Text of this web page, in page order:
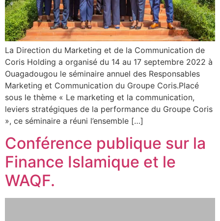
La Direction du Marketing et de la Communication de
Coris Holding a organisé du 14 au 17 septembre 2022 à
Ouagadougou le séminaire annuel des Responsables
Marketing et Communication du Groupe Coris.Placé
sous le thème « Le marketing et la communication,
leviers stratégiques de la performance du Groupe Coris
», ce séminaire a réuni l’ensemble […]
Conférence publique sur la
Finance Islamique et le
WAQF.